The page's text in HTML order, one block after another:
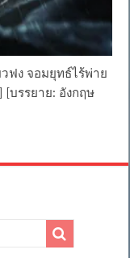
ฟง จอมยุทธ์ไร้พ่าย
[บรรยาย: อังกฤษ